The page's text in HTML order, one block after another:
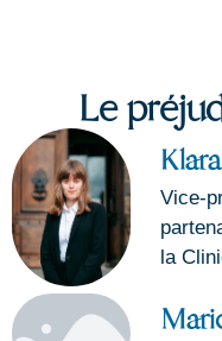
Le
Vice-
la